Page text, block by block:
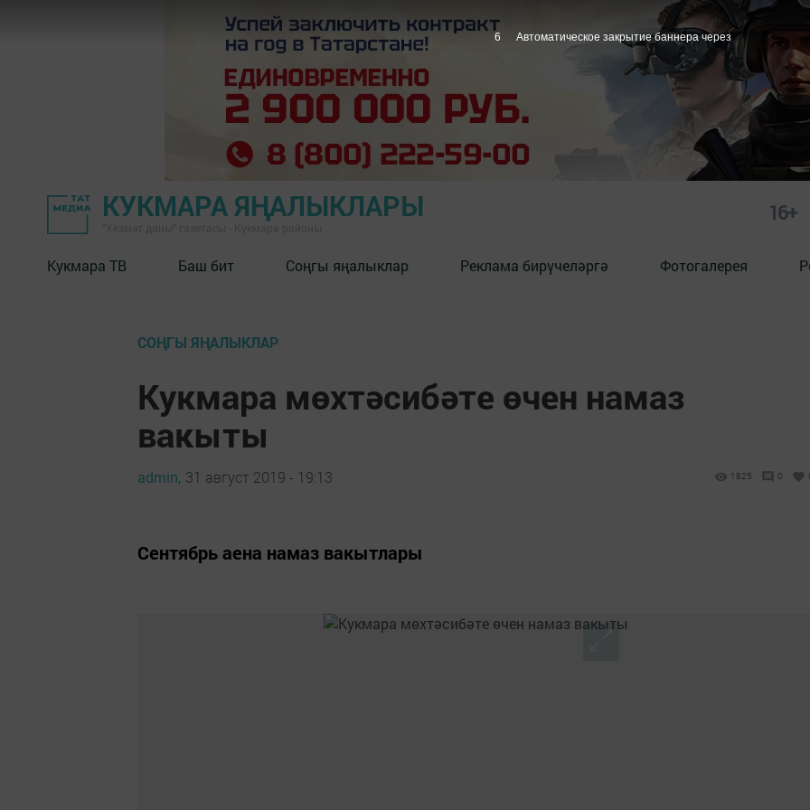
КУКМАРА ЯҢАЛЫКЛАРЫ 16+
Кукмара ТВ Баш бит Соңгы яңалыклар Реклама бирүчеләргә Фотогалерея
СОҢГЫ ЯҢАЛЫКЛАР
Кукмара мөхтәсибәте өчен намаз
вакыты
admin, 31 август 2019 - 19:13 1825 0
Сентябрь аена намаз вакытлары
5 Автоматическое закрытие баннера через